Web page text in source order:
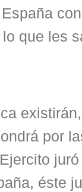
que les
por
éste